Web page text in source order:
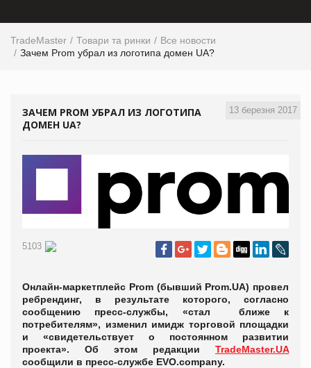
TradeMaster Товари та ринки
Все новости
Зачем Prom убрал из логотипа домен UA?
13 березня 2017
ЗАЧЕМ PROM УБРАЛ ИЗ ЛОГОТИПА
ДОМЕН UA?
5103
Онлайн-маркетплейс Prom (бывший Prom.UA) провел
ребрендинг, в результате которого, согласно
сообщению пресс-службы, «стал ближе к
потребителям», изменил имидж торговой площадки
и «свидетельствует о постоянном развитии
проекта». Об этом редакции TradeMaster.UA
сообщили в пресс-службе EVO.company.